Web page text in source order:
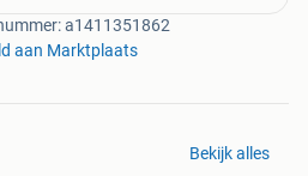
a1411351862
aan Marktplaats
Bekijk alles